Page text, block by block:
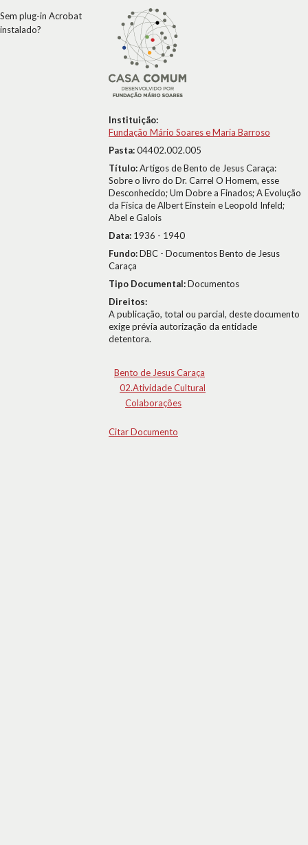
Instituição:
Fundação Mário Soares e Maria Barroso
Pasta:04402.002.005
Título:Artigos de Bento de Jesus Caraça:
Sobre o livro do Dr. Carrel O Homem, esse
Desconhecido; Um Dobre a Finados; A Evolução
da Física de Albert Einstein e Leopold Infeld;
Abel e Galois
Data: 1936 - 1940
Fundo:DBC - Documentos Bento de Jesus
Caraça
Tipo Documental:Documentos
Direitos:
A publicação, total ou parcial, deste documento
exige prévia autorização da entidade
detentora.
Bento de Jesus Caraça
02.Atividade Cultural
Colaborações
Citar Documento
Sem plug-in Acrobat
instalado?